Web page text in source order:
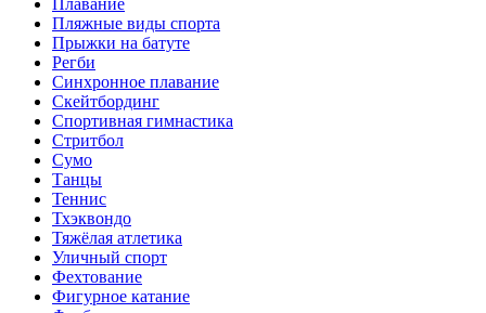
Плавание
Пляжные виды спорта
Прыжки на батуте
Регби
Синхронное плавание
Скейтбординг
Спортивная гимнастика
Стритбол
Сумо
Танцы
Теннис
Тхэквондо
Тяжёлая атлетика
Уличный спорт
Фехтование
Фигурное катание